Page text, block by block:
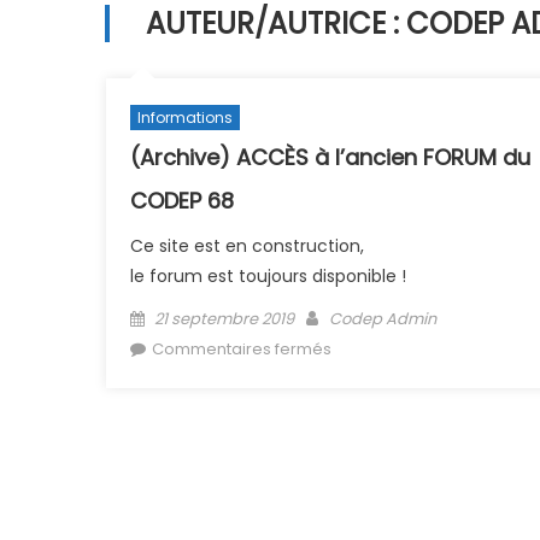
AUTEUR/AUTRICE : CODEP
Informations
(Archive) ACCÈS à l’ancien FORUM du
CODEP 68
Ce site est en construction,
le forum est toujours disponible !
Posted on
21 septembre 2019 Author
Codep Admin
Commentaires fermés